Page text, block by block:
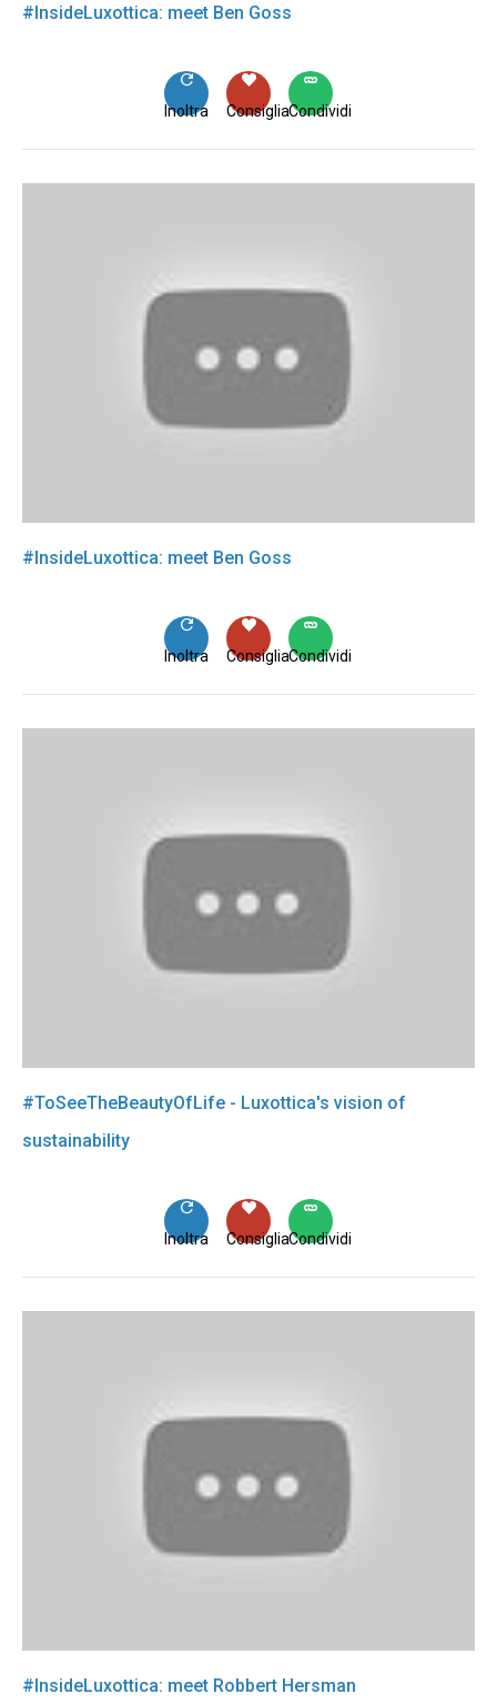
#InsideLuxottica: meet Ben Goss
Condividi
Consiglia
Inoltra
#InsideLuxottica: meet Ben Goss
Condividi
Consiglia
Inoltra
#ToSeeTheBeautyOfLife - Luxottica's vision of
sustainability
Condividi
Consiglia
Inoltra
#InsideLuxottica: meet Robbert Hersman